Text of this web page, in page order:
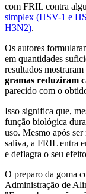
com FRIL contra
simplex (HSV-1 e
H3N2).
Os autores
em quantidades
resultados mostraram
gramas reduziram
parecido com o
Isso significa que,
função biológica
uso. Mesmo após ser
saliva, a FRIL entra
e deflagra o seu
O preparo da goma
Administração de